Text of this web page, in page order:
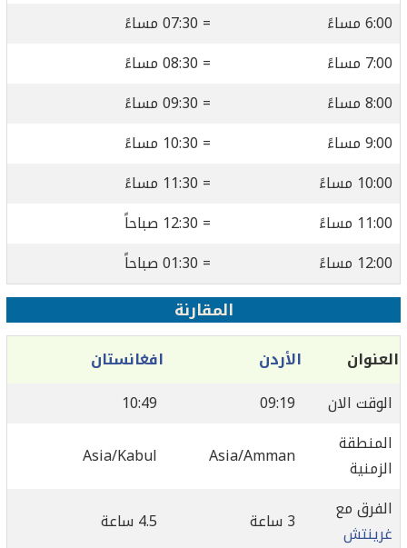
6:00 مساءً
= 07:30 مساءً
7:00 مساءً
= 08:30 مساءً
8:00 مساءً
= 09:30 مساءً
9:00 مساءً
= 10:30 مساءً
10:00 مساءً
= 11:30 مساءً
11:00 مساءً
= 12:30 صباحاً
12:00 مساءً
= 01:30 صباحاً
المقارنة
العنوان الأردن
افغانستان
الوقت الان
09:19
10:49
المنطقة
الزمنية
Asia/Amman
Asia/Kabul
الفرق مع
غرينتش
3 ساعة 4.5 ساعة